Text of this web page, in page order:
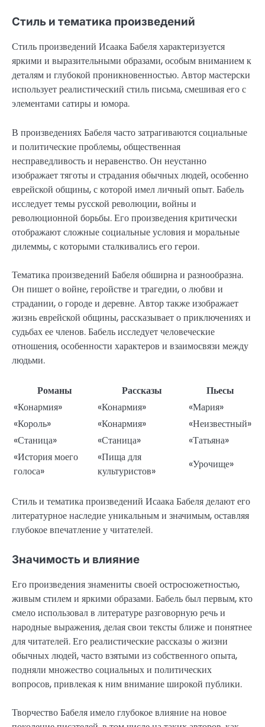
Стиль и тематика произведений
Стиль произведений Исаака Бабеля характеризуется
яркими и выразительными образами, особым вниманием к
деталям и глубокой проникновенностью. Автор мастерски
использует реалистический стиль письма, смешивая его с
элементами сатиры и юмора.
В произведениях Бабеля часто затрагиваются социальные
и политические проблемы, общественная
несправедливость и неравенство. Он неустанно
изображает тяготы и страдания обычных людей, особенно
еврейской общины, с которой имел личный опыт. Бабель
исследует темы русской революции, войны и
революционной борьбы. Его произведения критически
отображают сложные социальные условия и моральные
дилеммы, с которыми сталкивались его герои.
Тематика произведений Бабеля обширна и разнообразна.
Он пишет о войне, геройстве и трагедии, о любви и
страдании, о городе и деревне. Автор также изображает
жизнь еврейской общины, рассказывает о приключениях и
судьбах ее членов. Бабель исследует человеческие
отношения, особенности характеров и взаимосвязи между
людьми.
Романы Рассказы
Пьесы
«Конармия»
«Конармия»
«Мария»
«Король»
«Конармия»
«Неизвестный»
«Станица»
«Станица»
«Татьяна»
«История моего
голоса»
«Пища для
культуристов»
«Урочище»
Стиль и тематика произведений Исаака Бабеля делают его
литературное наследие уникальным и значимым, оставляя
глубокое впечатление у читателей.
Значимость и влияние
Его произведения знамениты своей остросюжетностью,
живым стилем и яркими образами. Бабель был первым, кто
смело использовал в литературе разговорную речь и
народные выражения, делая свои тексты ближе и понятнее
для читателей. Его реалистические рассказы о жизни
обычных людей, часто взятыми из собственного опыта,
подняли множество социальных и политических
вопросов, привлекая к ним внимание широкой публики.
Творчество Бабеля имело глубокое влияние на новое